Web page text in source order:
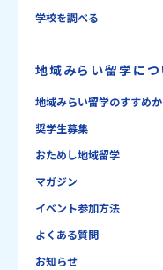
学校を調べる
地域みらい留学につ
地域みらい留学のすすめ
奨学生募集
おためし地域留学
マガジン
イベント参加方法
よくある質問
お知らせ